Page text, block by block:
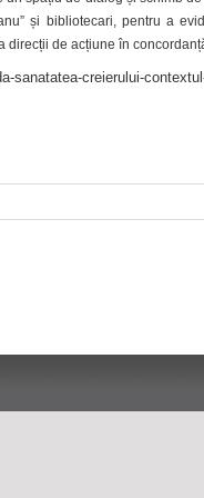
și bibliotecari, pentru a
de acțiune în
sanatatea-creierului-